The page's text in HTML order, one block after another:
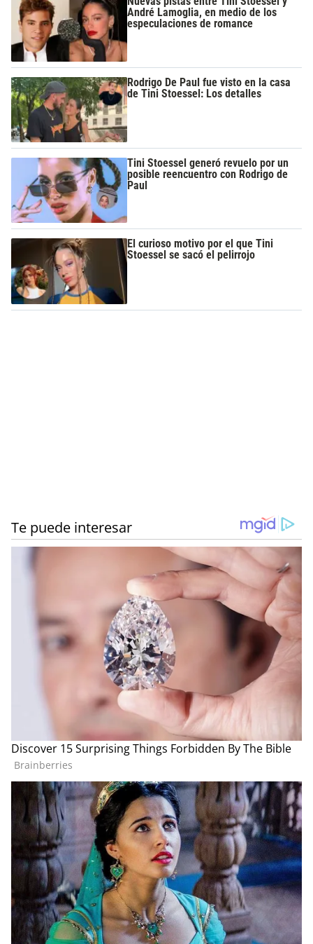
André Lamoglia, en medio de los
especulaciones de romance
Rodrigo De Paul fue visto en la casa
de Tini Stoessel: Los detalles
Tini Stoessel generó revuelo por un
posible reencuentro con Rodrigo de
Paul
El curioso motivo por el que Tini
Stoessel se sacó el pelirrojo